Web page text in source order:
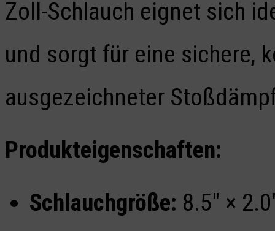
Zoll-Schlauch eignet sich
und sorgt für eine sichere,
ausgezeichneter
Produkteigenschaften:
Schlauchgröße: 8.5″ ×